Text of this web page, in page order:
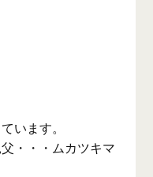
います。
・・・ムカツキマ